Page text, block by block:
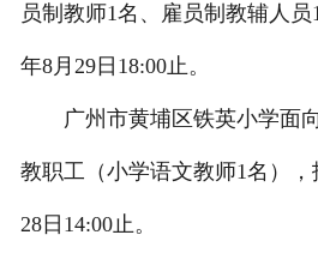
员制教师1名、雇员制教辅人
年8月29日18:00止。
广州市黄埔区铁英小学面向
教职工（小学语文教师1名），
28日14:00止。